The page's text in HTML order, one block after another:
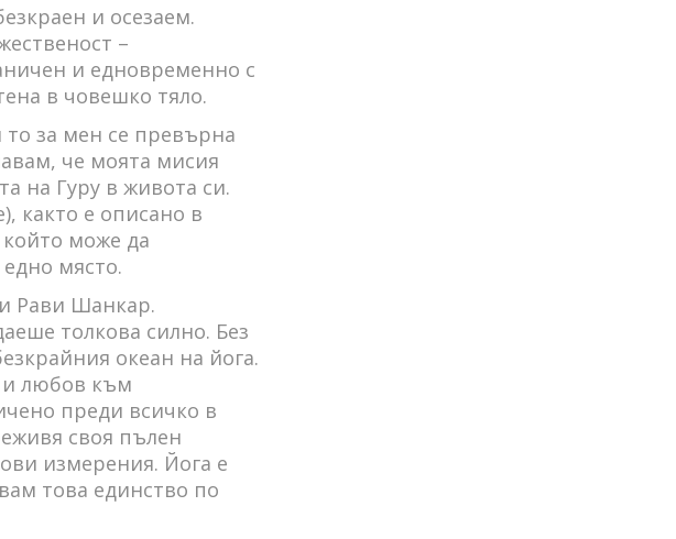
и осезаем.
–
и едновременно с
в човешко тяло.
то за мен се превърна
че моята мисия
на Гуру в живота си.
както е описано в
може да
място.
Рави Шанкар.
толкова силно. Без
океан на йога.
и любов към
преди всичко в
своя пълен
измерения. Йога е
това единство по